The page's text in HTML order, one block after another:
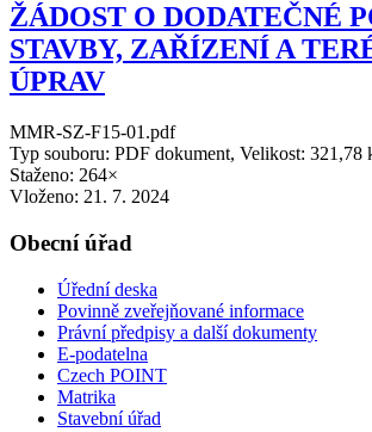
ŽÁDOST O DODATEČNÉ
STAVBY, ZAŘÍZENÍ A
ÚPRAV
MMR-SZ-F15-01.pdf
Typ souboru: PDF dokument, Velikost: 321,78
Staženo: 264×
Vloženo: 21. 7. 2024
Obecní úřad
Úřední deska
Povinně zveřejňované informace
Právní předpisy a další dokumenty
E-podatelna
Czech POINT
Matrika
Stavební úřad